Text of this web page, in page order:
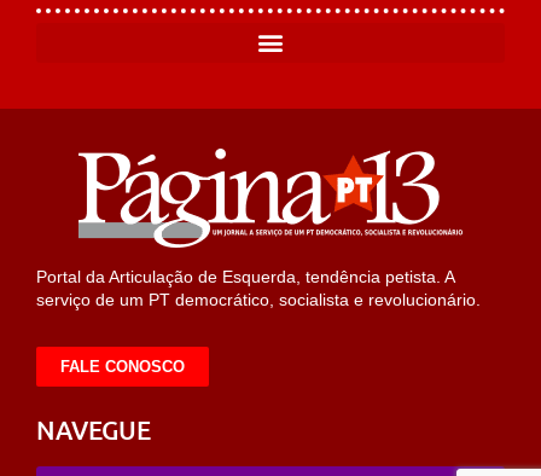
Portal da Articulação de Esquerda, tendência petista. A
serviço de um PT democrático, socialista e revolucionário.
FALE CONOSCO
NAVEGUE